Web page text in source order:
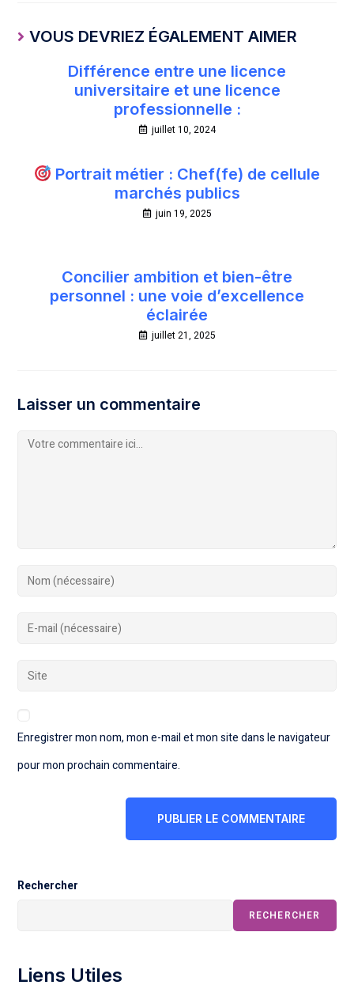
VOUS DEVRIEZ ÉGALEMENT AIMER
Différence entre une licence
universitaire et une licence
professionnelle :
juillet 10, 2024
Portrait métier : Chef(fe) de cellule
marchés publics
juin 19, 2025
Concilier ambition et bien-être
personnel : une voie d’excellence
éclairée
juillet 21, 2025
Laisser un commentaire
Enregistrer mon nom, mon e-mail et mon site dans le navigateur
pour mon prochain commentaire.
Rechercher
RECHERCHER
Liens Utiles